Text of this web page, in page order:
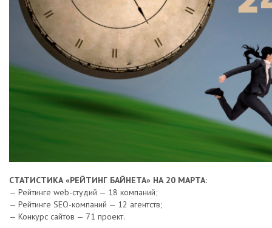
СТАТИСТИКА «РЕЙТИНГ БАЙНЕТА» НА 20 МАРТА:
— Рейтинге web-студий — 18 компаний;
— Рейтинге SEO-компаний — 12 агентств;
— Конкурс сайтов — 71 проект.